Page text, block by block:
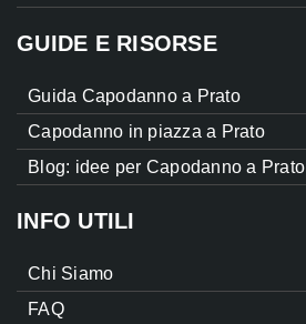
GUIDE E RISORSE
Guida Capodanno a Prato
Capodanno in piazza a Prato
Blog: idee per Capodanno a Prato
INFO UTILI
Chi Siamo
FAQ